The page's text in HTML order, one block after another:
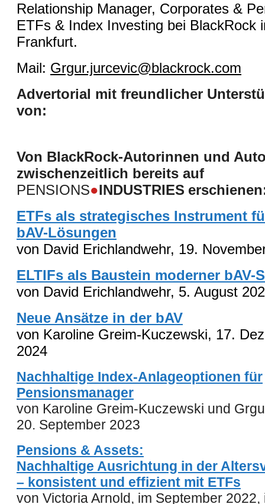
Relationship Manager, Corporates &
ETFs & Index Investing bei BlackRock
Frankfurt.
Mail: Grgur.jurcevic@blackrock.com
Advertorial mit freundlicher
von:
Von BlackRock-Autorinnen und
zwischenzeitlich bereits auf
PENSIONS●INDUSTRIES
ETFs als strategisches Instrument
bAV-Lösungen
von David Erichlandwehr, 19.
ELTIFs als Baustein moderner bAV-
von David Erichlandwehr, 5. August
Neue Ansätze in der bAV
von Karoline Greim-Kuczewski, 17.
2024
Nachhaltige Index-Anlageoptionen für
Pensionsmanager
von Karoline Greim-Kuczewski und
20. September 2023
Pensions & Assets:
Nachhaltige Ausrichtung in der
– konsistent und effizient mit ETFs
von Victoria Arnold, im September 2022,